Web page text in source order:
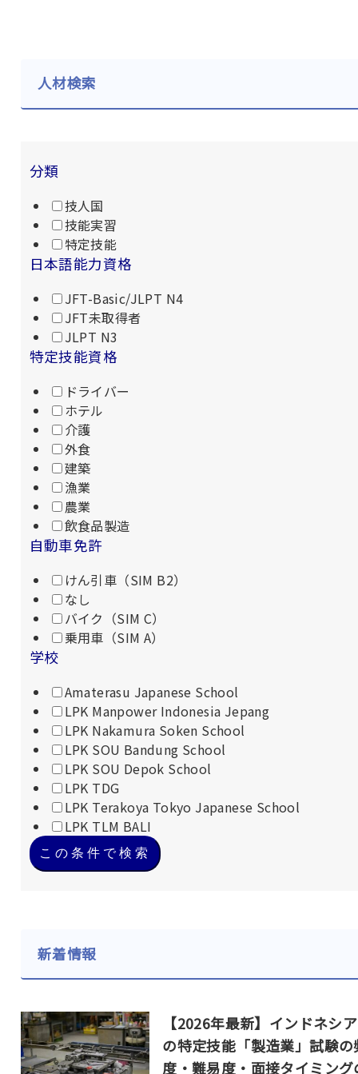
人材検索
分類
技人国
技能実習
特定技能
日本語能力資格
JFT-Basic/JLPT N4
JFT未取得者
JLPT N3
特定技能資格
ドライバー
ホテル
介護
外食
建築
漁業
農業
飲食品製造
自動車免許
けん引車（SIM B2）
なし
バイク（SIM C）
乗用車（SIM A）
学校
Amaterasu Japanese School
LPK Manpower Indonesia Jepang
LPK Nakamura Soken School
LPK SOU Bandung School
LPK SOU Depok School
LPK TDG
LPK Terakoya Tokyo Japanese School
LPK TLM BALI
この条件で検索
新着情報
【2026年最新】インドネシ
の特定技能「製造業」試験の
度・難易度・面接タイミング